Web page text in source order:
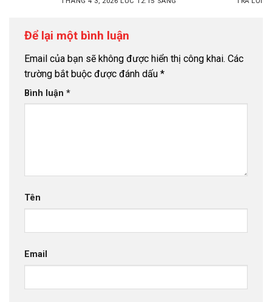
Để lại một bình luận
Email của bạn sẽ không được hiển thị công khai. Các
trường bắt buộc được đánh dấu *
Bình luận *
Tên
Email